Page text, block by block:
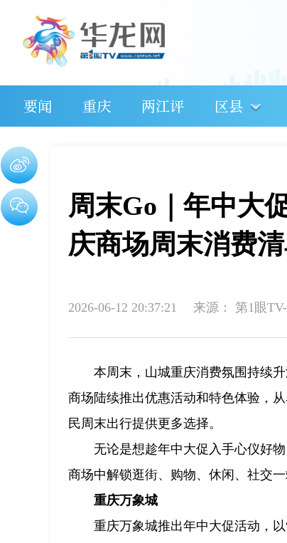
要闻 重庆 两江评 区县
周末Go｜年中大
庆商场周末消费
2026-06-12 20:37:21 来源： 第1眼
本周末，山城重庆消费氛围持续
商场陆续推出优惠活动和特色体验，
民周末出行提供更多选择。
无论是想趁年中大促入手心仪好
商场中解锁逛街、购物、休闲、社交一
重庆万象城
重庆万象城推出年中大促活动，